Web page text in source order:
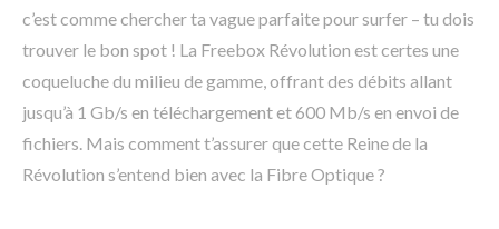
c’est comme chercher ta vague parfaite pour surfer – tu dois
trouver le bon spot ! La Freebox Révolution est certes une
coqueluche du milieu de gamme, offrant des débits allant
jusqu’à 1 Gb/s en téléchargement et 600 Mb/s en envoi de
fichiers. Mais comment t’assurer que cette Reine de la
Révolution s’entend bien avec la Fibre Optique ?